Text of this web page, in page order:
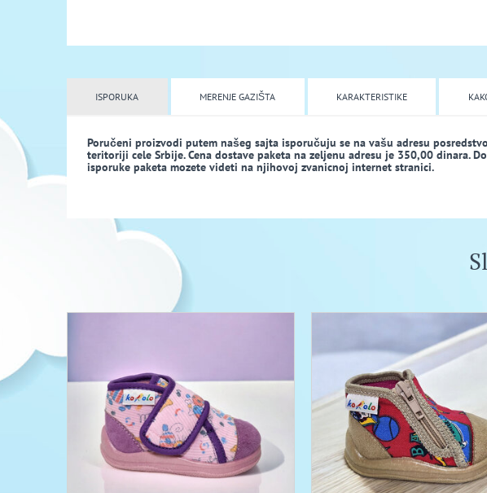
ISPORUKA MERENJE GAZIŠTA KARAKTERISTIKE
Poručeni proizvodi putem našeg sajta isporučuju se na vašu adresu
teritoriji cele Srbije. Cena dostave paketa na zeljenu adresu je 350,00 dinara.
isporuke paketa mozete videti na njihovoj zvanicnoj internet stranici.